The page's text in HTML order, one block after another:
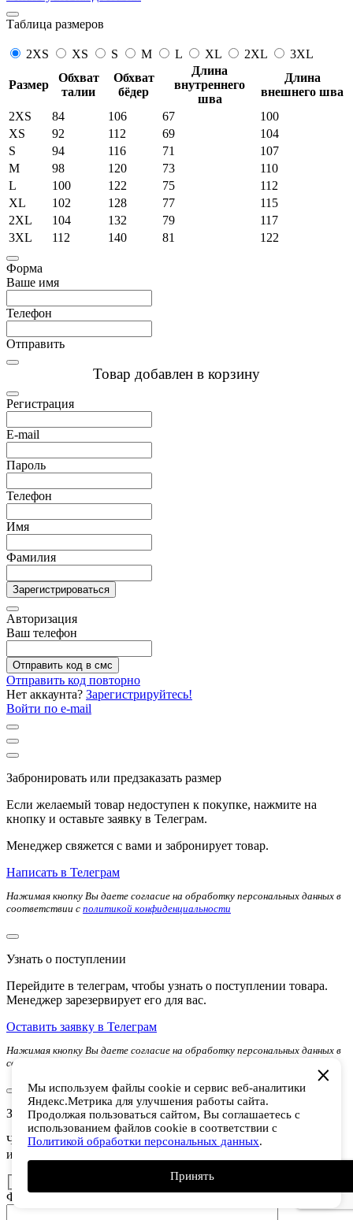
Таблица размеров
2XS XS S M L XL 2XL 3XL
Размер
Обхват
талии
Обхват
бёдер
Длина
внутреннего
шва
Длина
внешнего шва
2XS
84 106 67
100
XS
92 112 69
104
S
94 116 71
107
M
98 120 73
110
L
100 122 75
112
XL
102 128 77
115
2XL
104 132 79
117
3XL
112 140 81 122
Форма
Ваше имя
Телефон
Отправить
Товар добавлен в корзину
Регистрация
E-mail
Пароль
Телефон
Имя
Фамилия
Зарегистрироваться
Авторизация
Ваш телефон
Отправить код в смс
Отправить код повторно
Нет аккаунта? Зарегистрируйтесь!
Войти по e-mail
Забронировать или предзаказать размер
Если желаемый товар недоступен к покупке, нажмите на
кнопку и оставьте заявку в Телеграм.
Менеджер свяжется с вами и забронирует товар.
Написать в Телеграм
Нажимая кнопку Вы даете согласие на обработку персональных данных в
соответствии с политикой конфиденциальности
Узнать о поступлении
Перейдите в телеграм, чтобы узнать о поступлении товара.
Менеджер зарезервирует его для вас.
Оставить заявку в Телеграм
Нажимая кнопку Вы даете согласие на обработку персональных данных в
соответствии с
Заполните форму
Чтобы получить 50% выгоды для тренеров, гидов,
инструкторов и профессиональных спортменов
ФИО
Мы используем файлы cookie и сервис веб-аналитики
Яндекс.Метрика для улучшения работы сайта.
Продолжая пользоваться сайтом, Вы соглашаетесь с
использованием файлов cookie в соответствии с
Политикой обработки персональных данных.
Принять